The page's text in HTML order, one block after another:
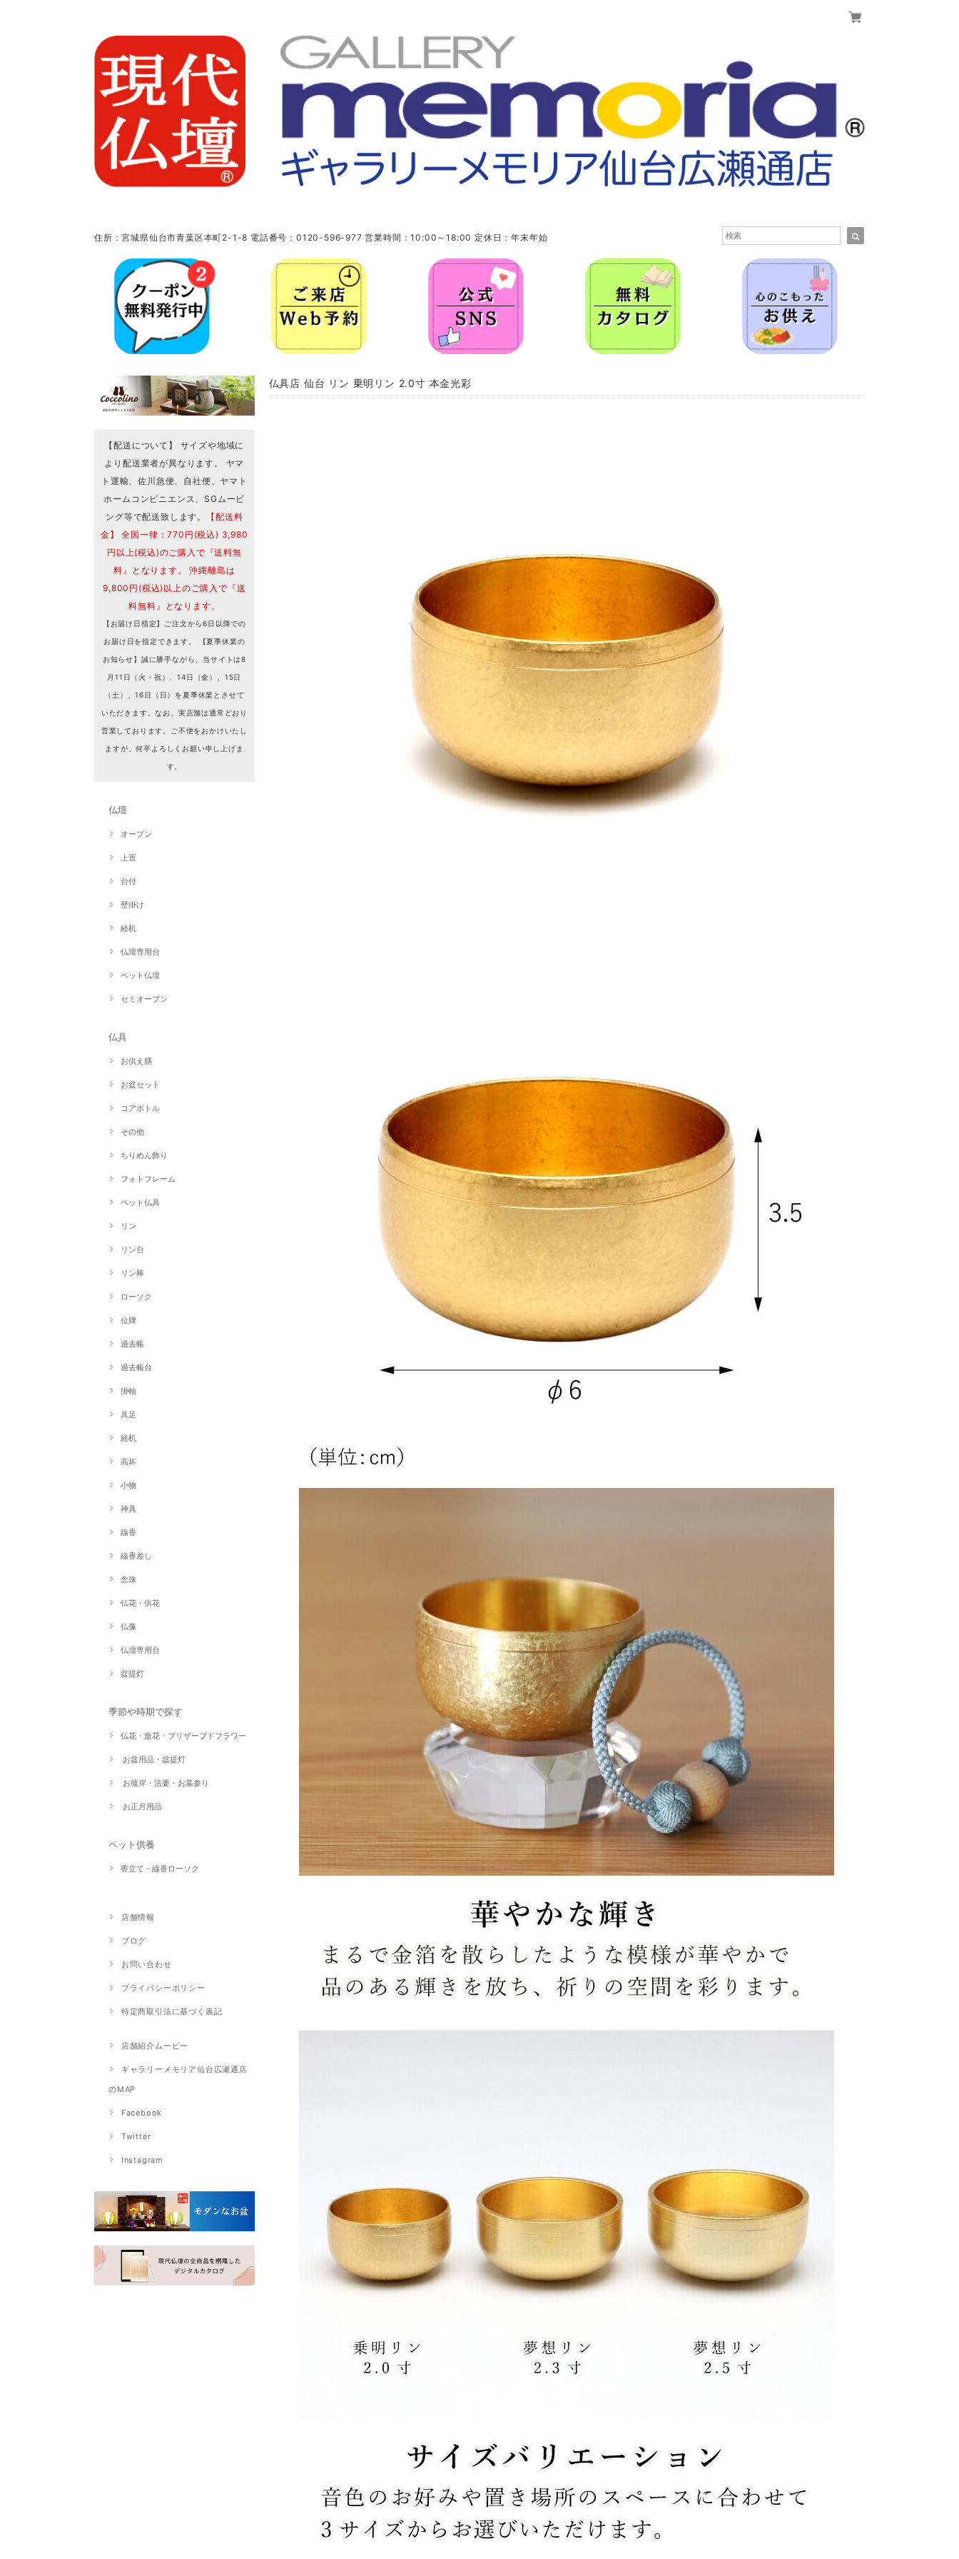
住所：宮城県仙台市青葉区本町2-1-8 電話番号：0120-596-977 営業時間：10:00～18:00 定休日：年末年始
【配送について】 サイズや地域に
より配送業者が異なります。 ヤマ
ト運輸、佐川急便、自社便、ヤマト
ホームコンビニエンス、SGムービ
ング等で配送致します。
【配送料
金】 全国一律：770円(税込) 3,980
円以上(税込)のご購入で『送料無
料』となります。 沖縄離島は
9,800円(税込)以上のご購入で『送
料無料』となります。
【お届け日指定】ご注文から6日以降での
お届け日を指定できます。 【夏季休業の
お知らせ】誠に勝手ながら、当サイトは8
月11日（火・祝）、14日（金）、15日
（土）、16日（日）を夏季休業とさせて
いただきます。なお、実店舗は通常どおり
営業しております。ご不便をおかけいたし
ますが、何卒よろしくお願い申し上げま
す。
仏壇
オープン
上置
台付
壁掛け
経机
仏壇専用台
ペット仏壇
セミオープン
仏具
お供え膳
お盆セット
コアボトル
その他
ちりめん飾り
フォトフレーム
ペット仏具
リン
リン台
リン棒
ローソク
位牌
過去帳
過去帳台
掛軸
具足
経机
高坏
小物
神具
線香
線香差し
念珠
仏花・供花
仏像
仏壇専用台
盆提灯
季節や時期で探す
仏花・造花・プリザーブドフラワー
お盆用品・盆提灯
お彼岸・法要・お墓参り
お正月用品
ペット供養
香立て・線香ローソク
店舗情報
ブログ
お問い合わせ
プライバシーポリシー
特定商取引法に基づく表記
店舗紹介ムービー
ギャラリーメモリア仙台広瀬通店
のMAP
Facebook
Twitter
Instagram
仏具店 仙台 リン 乗明リン 2.0寸 本金光彩